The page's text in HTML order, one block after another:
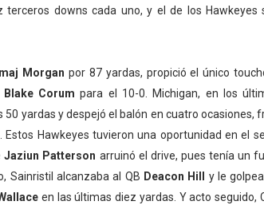
terceros downs cada uno, y el de los
Morgan por 87 yardas, propició el único
Blake Corum para el 10-0. Michigan, en los
50 yardas y despejó el balón en cuatro ocasiones,
Hawkeyes tuvieron una oportunidad en el
Jaziun Patterson arruinó el drive, pues tenía un
Sainristil alcanzaba al QB Deacon Hill
y le
en las últimas diez yardas. Y acto seguido,